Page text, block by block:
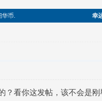
华币. 幸
？看你这发帖，该不会是